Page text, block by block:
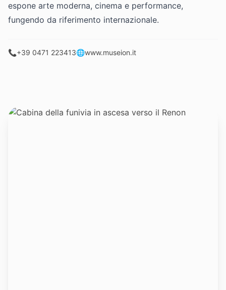
espone arte moderna, cinema e performance,
fungendo da riferimento internazionale.
📞+39 0471 223413🌐www.museion.it